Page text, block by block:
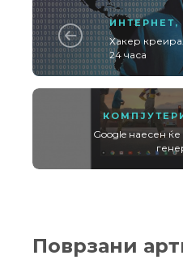
ИНТЕРНЕТ,
Хакер
24 часа
Google наесен
Поврзани